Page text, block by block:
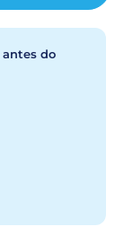
antes do